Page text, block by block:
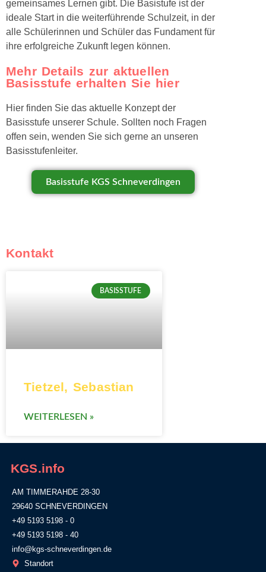
gemeinsames Lernen gibt. Die Basistufe ist der
ideale Start in die weiterführende Schulzeit, in der
alle Schülerinnen und Schüler das Fundament für
ihre erfolgreiche Zukunft legen können.
Mehr Details zur aktuellen
Basisstufe erhalten Sie hier
Hier finden Sie das aktuelle Konzept der
Basisstufe unserer Schule. Sollten noch Fragen
offen sein, wenden Sie sich gerne an unseren
Basisstufenleiter.
Basisstufe KGS Schneverdingen
Kontakt
BASISSTUFE
Tietzel, Sebastian
WEITERLESEN »
KGS.info
AM TIMMERAHDE 28-30
29640 SCHNEVERDINGEN
+49 5193 5198 - 0
+49 5193 5198 - 40
info@kgs-schneverdingen.de
Standort